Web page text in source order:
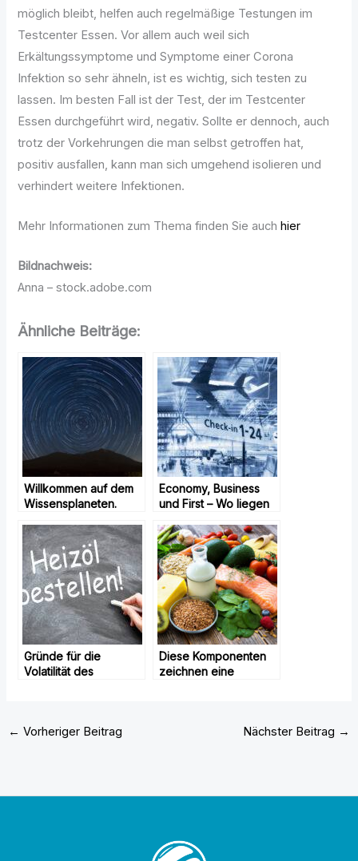
möglich bleibt, helfen auch regelmäßige Testungen im
Testcenter Essen. Vor allem auch weil sich
Erkältungssymptome und Symptome einer Corona
Infektion so sehr ähneln, ist es wichtig, sich testen zu
lassen. Im besten Fall ist der Test, der im Testcenter
Essen durchgeführt wird, negativ. Sollte er dennoch, auch
trotz der Vorkehrungen die man selbst getroffen hat,
positiv ausfallen, kann man sich umgehend isolieren und
verhindert weitere Infektionen.
Mehr Informationen zum Thema finden Sie auchhier
Bildnachweis:
Anna – stock.adobe.com
Ähnliche Beiträge:
Willkommen auf dem
Wissensplaneten.
Economy, Business
und First – Wo liegen
Gründe für die
Volatilität des
Diese Komponenten
zeichnen eine
← Vorheriger Beitrag Nächster Beitrag →